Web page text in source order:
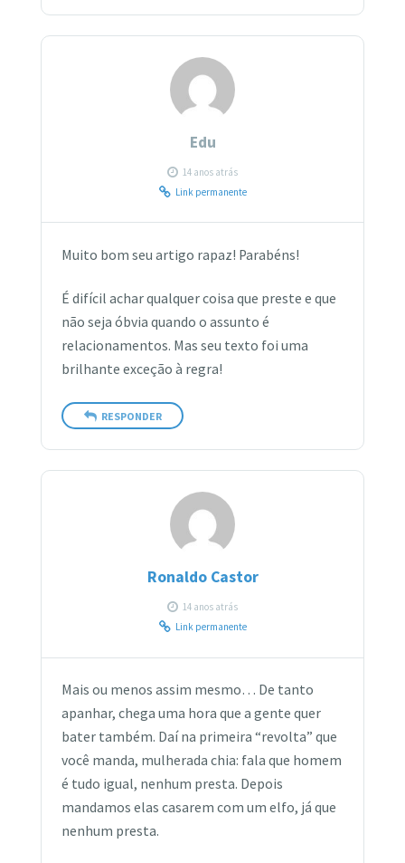
Edu
14 anos atrás
Link permanente
Muito bom seu artigo rapaz! Parabéns!
É difícil achar qualquer coisa que preste e que
não seja óbvia quando o assunto é
relacionamentos. Mas seu texto foi uma
brilhante exceção à regra!
RESPONDER
Ronaldo Castor
14 anos atrás
Link permanente
Mais ou menos assim mesmo… De tanto
apanhar, chega uma hora que a gente quer
bater também. Daí na primeira “revolta” que
você manda, mulherada chia: fala que homem
é tudo igual, nenhum presta. Depois
mandamos elas casarem com um elfo, já que
nenhum presta.